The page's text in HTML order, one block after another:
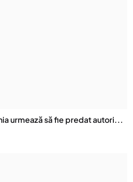
urmează să fie predat autori...